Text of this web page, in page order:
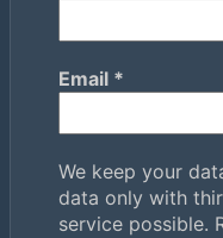
Email *
We keep your
data only with
service possible.